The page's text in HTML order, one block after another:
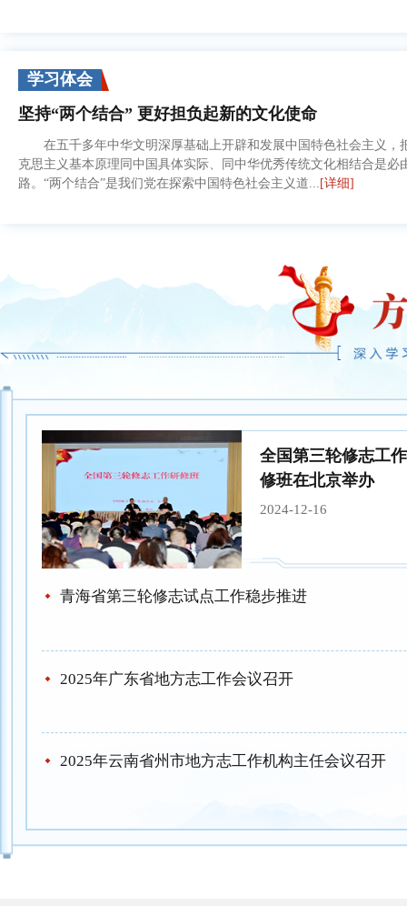
学习体会
坚持“两个结合” 更好担负起新的文化使命
在五千多年中华文明深厚基础上开辟和发展中国特色社会主义，
克思主义基本原理同中国具体实际、同中华优秀传统文化相结合是必
路。“两个结合”是我们党在探索中国特色社会主义道... [详细]
全国第三轮修志工
修班在北京举办
2024-12-16
青海省第三轮修志试点工作稳步推进
2025年广东省地方志工作会议召开
2025年云南省州市地方志工作机构主任会议召开